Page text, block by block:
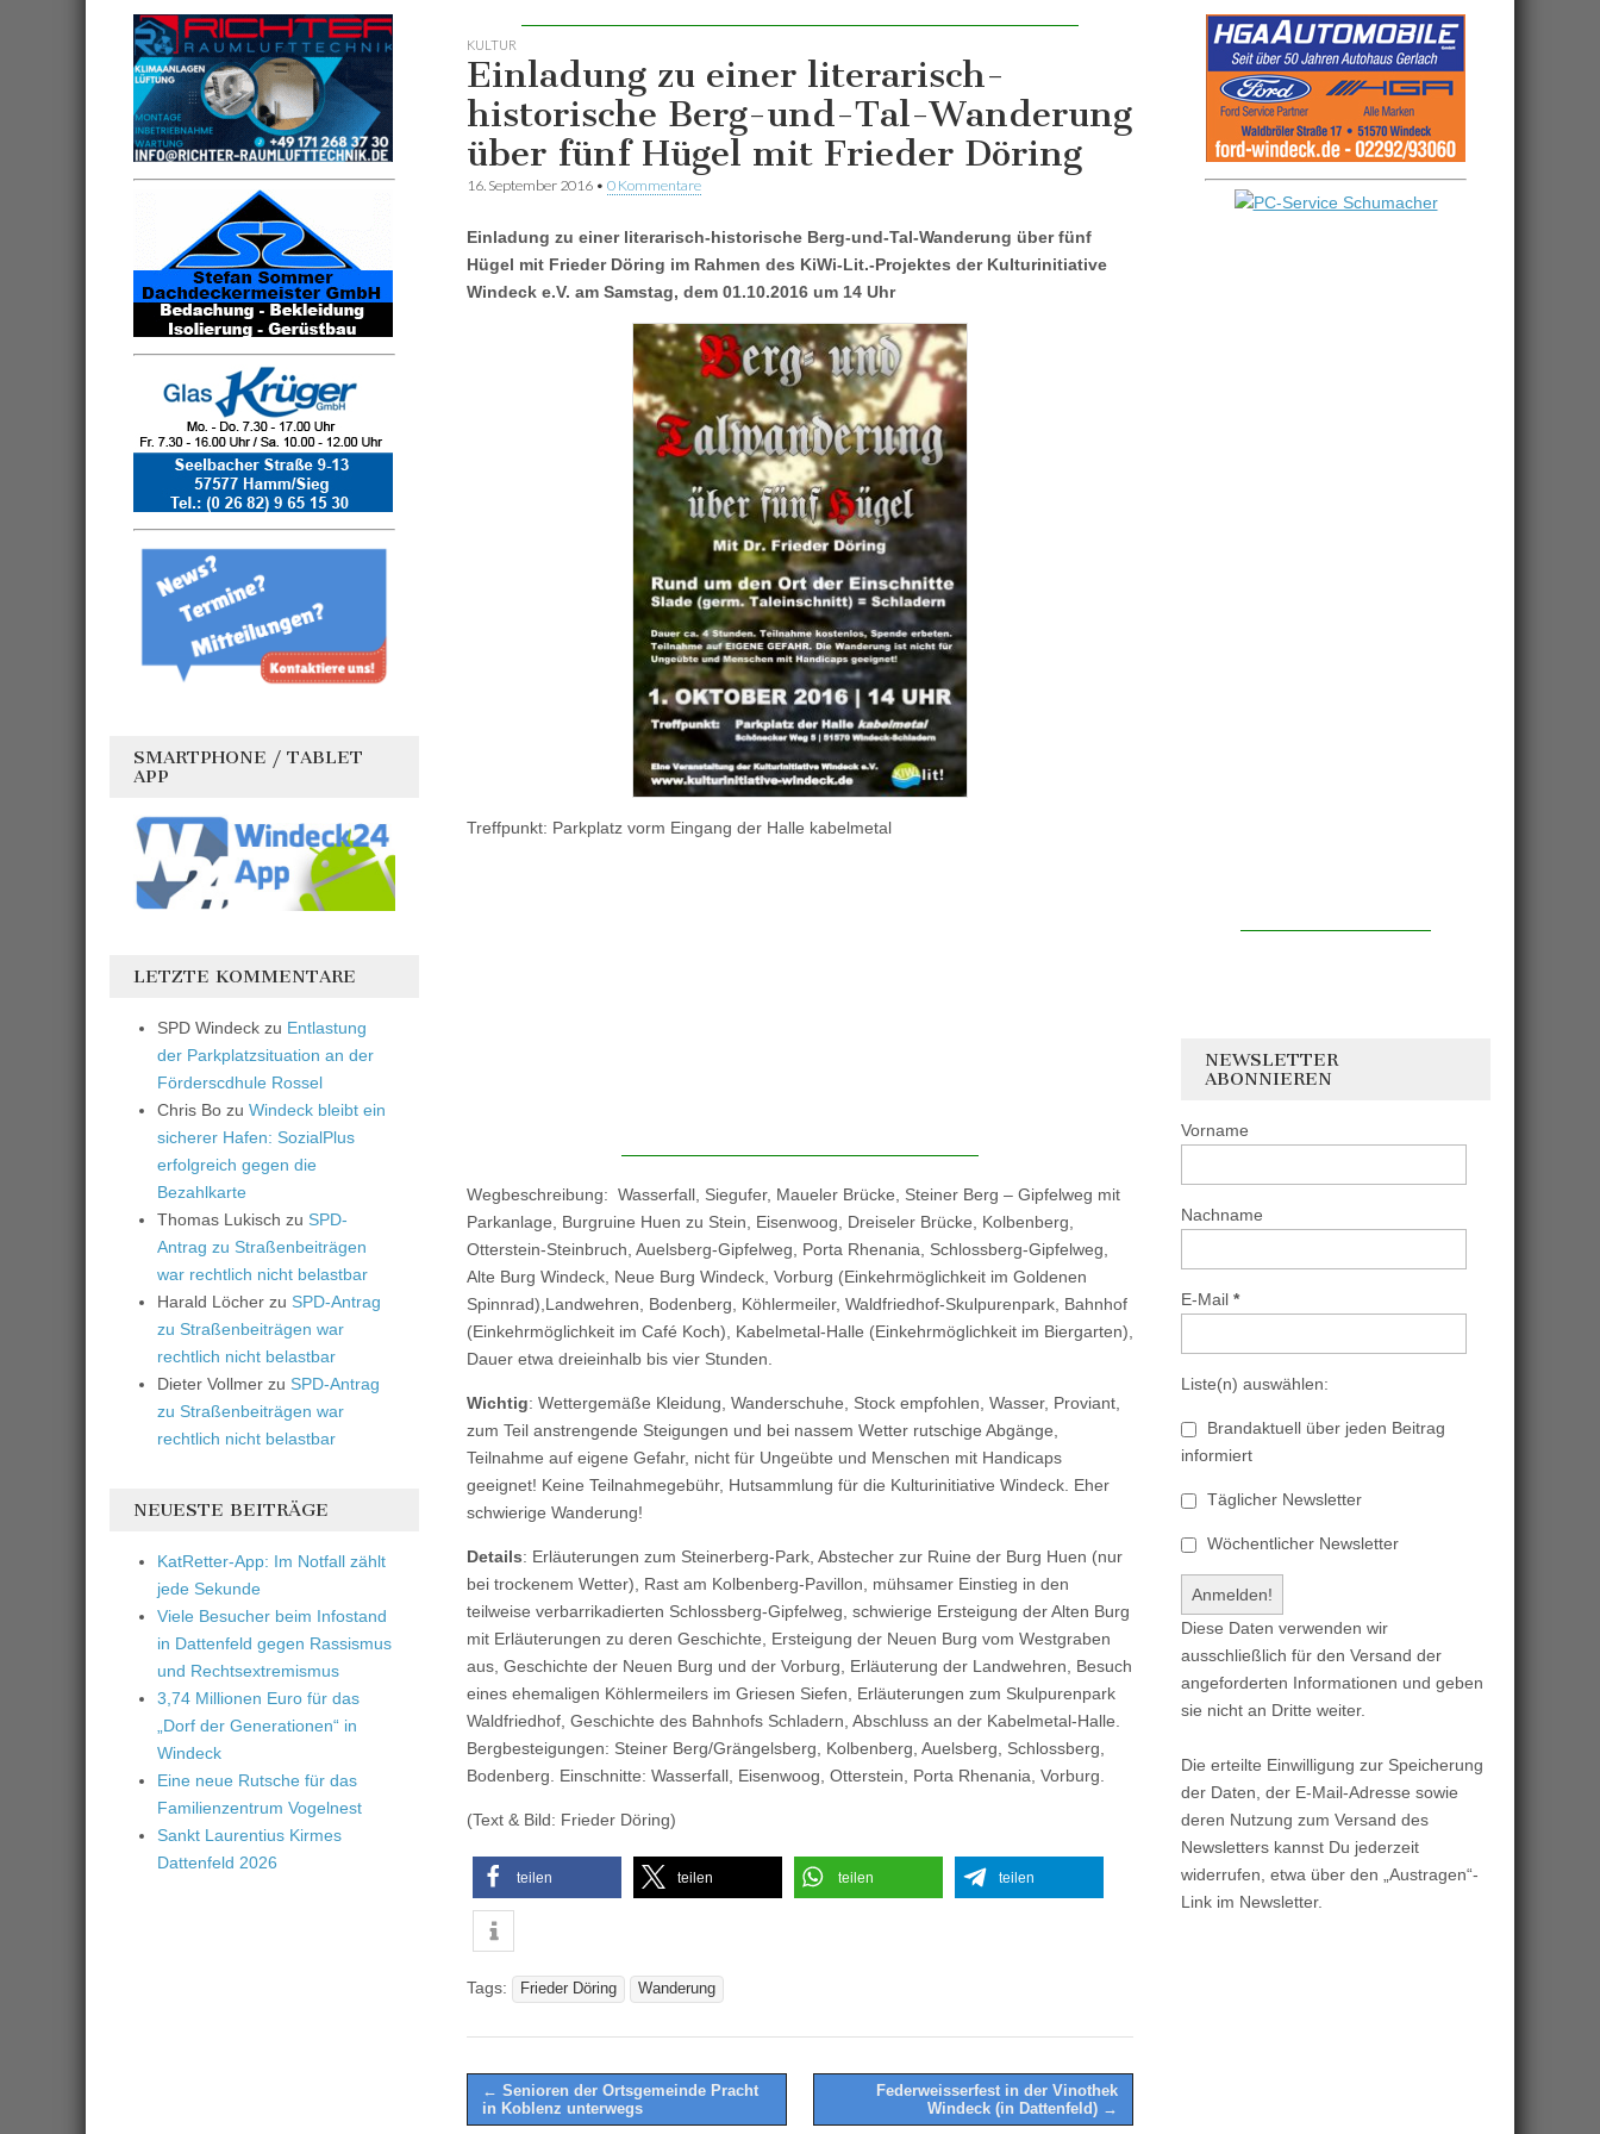
KULTUR
Einladung zu einer literarisch-
historische Berg-und-Tal-Wanderung
über fünf Hügel mit Frieder Döring
16. September 2016 • 0 Kommentare
Einladung zu einer literarisch-historische Berg-und-Tal-Wanderung über fünf
Hügel mit Frieder Döring im Rahmen des KiWi-Lit.-Projektes der Kulturinitiative
Windeck e.V. am Samstag, dem 01.10.2016 um 14 Uhr
Treffpunkt: Parkplatz vorm Eingang der Halle kabelmetal
Wegbeschreibung: Wasserfall, Siegufer, Maueler Brücke, Steiner Berg – Gipfelweg mit
Parkanlage, Burgruine Huen zu Stein, Eisenwoog, Dreiseler Brücke, Kolbenberg,
Otterstein-Steinbruch, Auelsberg-Gipfelweg, Porta Rhenania, Schlossberg-Gipfelweg,
Alte Burg Windeck, Neue Burg Windeck, Vorburg (Einkehrmöglichkeit im Goldenen
Spinnrad),Landwehren, Bodenberg, Köhlermeiler, Waldfriedhof-Skulpurenpark, Bahnhof
(Einkehrmöglichkeit im Café Koch), Kabelmetal-Halle (Einkehrmöglichkeit im Biergarten),
Dauer etwa dreieinhalb bis vier Stunden.
Wichtig: Wettergemäße Kleidung, Wanderschuhe, Stock empfohlen, Wasser, Proviant,
zum Teil anstrengende Steigungen und bei nassem Wetter rutschige Abgänge,
Teilnahme auf eigene Gefahr, nicht für Ungeübte und Menschen mit Handicaps
geeignet! Keine Teilnahmegebühr, Hutsammlung für die Kulturinitiative Windeck. Eher
schwierige Wanderung!
Details: Erläuterungen zum Steinerberg-Park, Abstecher zur Ruine der Burg Huen (nur
bei trockenem Wetter), Rast am Kolbenberg-Pavillon, mühsamer Einstieg in den
teilweise verbarrikadierten Schlossberg-Gipfelweg, schwierige Ersteigung der Alten Burg
mit Erläuterungen zu deren Geschichte, Ersteigung der Neuen Burg vom Westgraben
aus, Geschichte der Neuen Burg und der Vorburg, Erläuterung der Landwehren, Besuch
eines ehemaligen Köhlermeilers im Griesen Siefen, Erläuterungen zum Skulpurenpark
Waldfriedhof, Geschichte des Bahnhofs Schladern, Abschluss an der Kabelmetal-Halle.
Bergbesteigungen: Steiner Berg/Grängelsberg, Kolbenberg, Auelsberg, Schlossberg,
Bodenberg. Einschnitte: Wasserfall, Eisenwoog, Otterstein, Porta Rhenania, Vorburg.
(Text & Bild: Frieder Döring)
teilen teilen teilen teilen
Tags: Frieder Döring Wanderung
Post
navigation
← Senioren der Ortsgemeinde Pracht
in Koblenz unterwegs
Federweisserfest in der Vinothek
Windeck (in Dattenfeld) →
SMARTPHONE / TABLET
APP
LETZTE KOMMENTARE
SPD Windeck zu Entlastung
der Parkplatzsituation an der
Förderscdhule Rossel
Chris Bo zu Windeck bleibt ein
sicherer Hafen: SozialPlus
erfolgreich gegen die
Bezahlkarte
Thomas Lukisch zu SPD-
Antrag zu Straßenbeiträgen
war rechtlich nicht belastbar
Harald Löcher zu SPD-Antrag
zu Straßenbeiträgen war
rechtlich nicht belastbar
Dieter Vollmer zu SPD-Antrag
zu Straßenbeiträgen war
rechtlich nicht belastbar
NEUESTE BEITRÄGE
KatRetter-App: Im Notfall zählt
jede Sekunde
Viele Besucher beim Infostand
in Dattenfeld gegen Rassismus
und Rechtsextremismus
3,74 Millionen Euro für das
„Dorf der Generationen“ in
Windeck
Eine neue Rutsche für das
Familienzentrum Vogelnest
Sankt Laurentius Kirmes
Dattenfeld 2026
NEWSLETTER
ABONNIEREN
Vorname
Nachname
E-Mail *
Liste(n) auswählen:
Brandaktuell über jeden Beitrag
informiert
Täglicher Newsletter
Wöchentlicher Newsletter
Diese Daten verwenden wir
ausschließlich für den Versand der
angeforderten Informationen und geben
sie nicht an Dritte weiter.
Die erteilte Einwilligung zur Speicherung
der Daten, der E-Mail-Adresse sowie
deren Nutzung zum Versand des
Newsletters kannst Du jederzeit
widerrufen, etwa über den „Austragen“-
Link im Newsletter.